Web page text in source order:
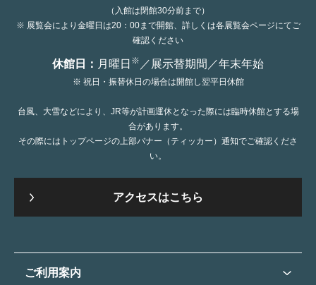
（入館は閉館30分前まで）
※ 展覧会により金曜日は20：00まで開館、詳しくは各展覧会ページにてご
確認ください
休館日： 月曜日 ※ ／展示替期間／年末年始
※ 祝日・振替休日の場合は開館し翌平日休館
台風、大雪などにより、JR等が計画運休となった際には臨時休館とする場
合があります。
その際にはトップページの上部バナー（ティッカー）通知でご確認くださ
い。
アクセスはこちら
ご利用案内